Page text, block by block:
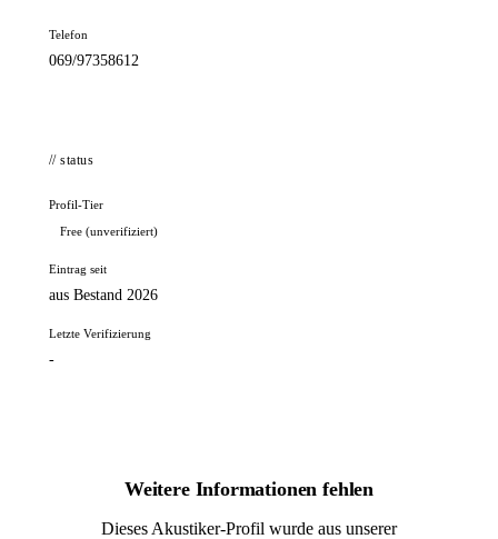
Telefon
069/97358612
// status
Profil-Tier
Free (unverifiziert)
Eintrag seit
aus Bestand 2026
Letzte Verifizierung
-
Weitere Informationen fehlen
Dieses Akustiker-Profil wurde aus unserer